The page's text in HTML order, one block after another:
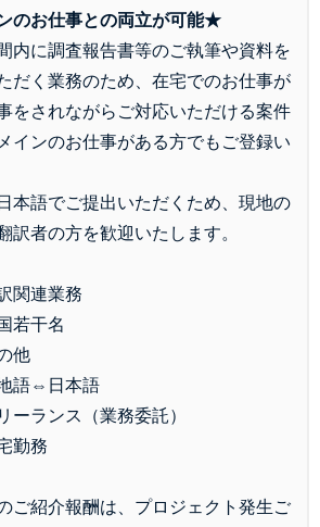
のお仕事との両立が可能★
内に調査報告書等のご執筆や資料を
だく業務のため、在宅でのお仕事が
をされながらご対応いただける案件
インのお仕事がある方でもご登録い
本語でご提出いただくため、現地の
者の方を歓迎いたします。
関連業務
若干名
他
語⇔日本語
ーランス（業務委託）
勤務
ご紹介報酬は、プロジェクト発生ご